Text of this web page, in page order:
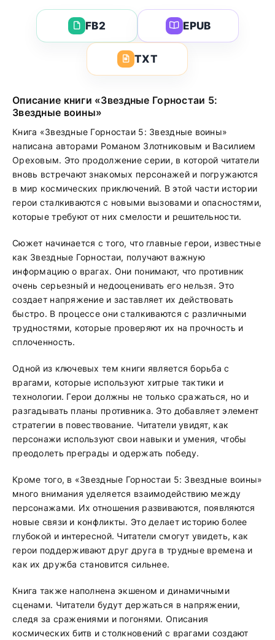
FB2 EPUB
TXT
Описание книги «Звездные Горностаи 5:
Звездные воины»
Книга «Звездные Горностаи 5: Звездные воины»
написана авторами Романом Злотниковым и Василием
Ореховым. Это продолжение серии, в которой читатели
вновь встречают знакомых персонажей и погружаются
в мир космических приключений. В этой части истории
герои сталкиваются с новыми вызовами и опасностями,
которые требуют от них смелости и решительности.
Сюжет начинается с того, что главные герои, известные
как Звездные Горностаи, получают важную
информацию о врагах. Они понимают, что противник
очень серьезный и недооценивать его нельзя. Это
создает напряжение и заставляет их действовать
быстро. В процессе они сталкиваются с различными
трудностями, которые проверяют их на прочность и
сплоченность.
Одной из ключевых тем книги является борьба с
врагами, которые используют хитрые тактики и
технологии. Герои должны не только сражаться, но и
разгадывать планы противника. Это добавляет элемент
стратегии в повествование. Читатели увидят, как
персонажи используют свои навыки и умения, чтобы
преодолеть преграды и одержать победу.
Кроме того, в «Звездные Горностаи 5: Звездные воины»
много внимания уделяется взаимодействию между
персонажами. Их отношения развиваются, появляются
новые связи и конфликты. Это делает историю более
глубокой и интересной. Читатели смогут увидеть, как
герои поддерживают друг друга в трудные времена и
как их дружба становится сильнее.
Книга также наполнена экшеном и динамичными
сценами. Читатели будут держаться в напряжении,
следя за сражениями и погонями. Описания
космических битв и столкновений с врагами создают